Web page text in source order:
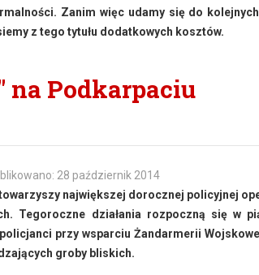
Zanim więc udamy się do
z tego tytułu dodatkowych kosztów.
na Podkarpaciu
28 październik 2014
największej dorocznej policyjnej
Tegoroczne działania rozpoczną się w
przy wsparciu Żandarmerii
groby bliskich.